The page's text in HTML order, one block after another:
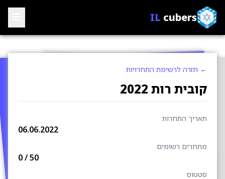
ILcubers
חזרה לרשימת התחרויות
רות 2022
התחרות
06.06.2022
רשומים